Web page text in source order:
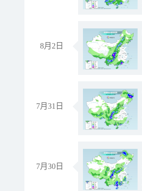
8月2日
7月31日
7月30日